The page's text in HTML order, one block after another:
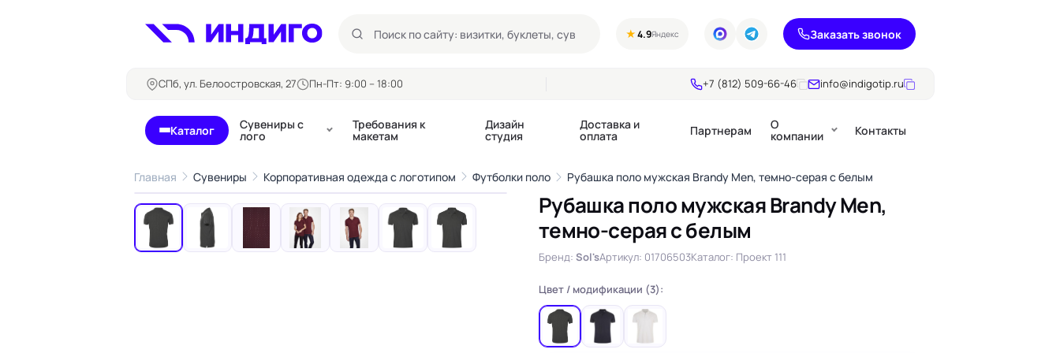
★4.9Яндекс Заказать звонок
СПб, ул. Белоостровская, 27 Пн-Пт: 9:00 – 18:00 +7 (812) 509-66-46 info@indigotip.ru
Каталог
Бланки и формуляры
Блокноты
Бейджи
Билеты, купоны
Буклеты
Календари квартальные
Календари настольные
Календари перекидные
Диспенсеры
Дорхенгеры / Крючки
Некхенгеры
Флажки бумажные
Ценники
Шелфтокеры
Каталоги
Сувениры с
лого
Требования к
макетам
Дизайн
студия
Доставка и
оплата Партнерам О
компании Контакты
Главная Сувениры Корпоративная одежда с логотипом Футболки поло Рубашка поло мужская Brandy Men, темно-серая с белым
‹ ›
1/7
Рубашка поло мужская Brandy Men,
темно-серая с белым
Бренд: Sol'sАртикул: 01706503Каталог: Проект 111
Цвет / модификации (3):